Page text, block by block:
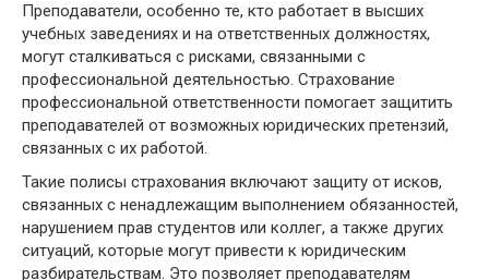
Преподаватели, особенно те, кто работает в высших
учебных заведениях и на ответственных должностях,
могут сталкиваться с рисками, связанными с
профессиональной деятельностью. Страхование
профессиональной ответственности помогает защитить
преподавателей от возможных юридических претензий,
связанных с их работой.
Такие полисы страхования включают защиту от исков,
связанных с ненадлежащим выполнением обязанностей,
нарушением прав студентов или коллег, а также других
ситуаций, которые могут привести к юридическим
разбирательствам. Это позволяет преподавателям